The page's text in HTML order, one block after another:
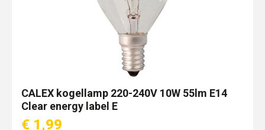
CALEX kogellamp 220-240V 10W 55lm E14
Clear energy label E
€ 1,99